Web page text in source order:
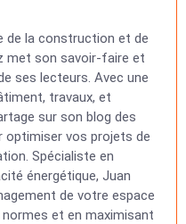
de la construction et de
met son savoir-faire et
ses lecteurs. Avec une
travaux, et
sur son blog des
optimiser vos projets de
Spécialiste en
énergétique, Juan
de votre espace
et en maximisant